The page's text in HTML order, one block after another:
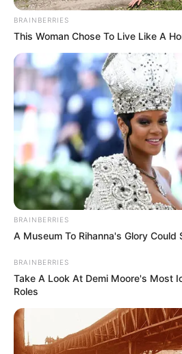
BRAINBERRIES
This Woman Chose To Live Like A
BRAINBERRIES
A Museum To Rihanna's Glory Could
BRAINBERRIES
Take A Look At Demi Moore's Most
Roles